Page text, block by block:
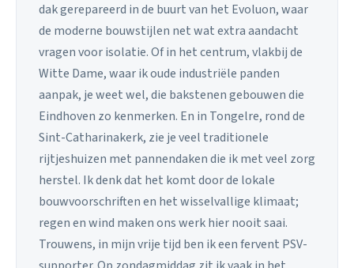
dak gerepareerd in de buurt van het Evoluon, waar
de moderne bouwstijlen net wat extra aandacht
vragen voor isolatie. Of in het centrum, vlakbij de
Witte Dame, waar ik oude industriële panden
aanpak, je weet wel, die bakstenen gebouwen die
Eindhoven zo kenmerken. En in Tongelre, rond de
Sint-Catharinakerk, zie je veel traditionele
rijtjeshuizen met pannendaken die ik met veel zorg
herstel. Ik denk dat het komt door de lokale
bouwvoorschriften en het wisselvallige klimaat;
regen en wind maken ons werk hier nooit saai.
Trouwens, in mijn vrije tijd ben ik een fervent PSV-